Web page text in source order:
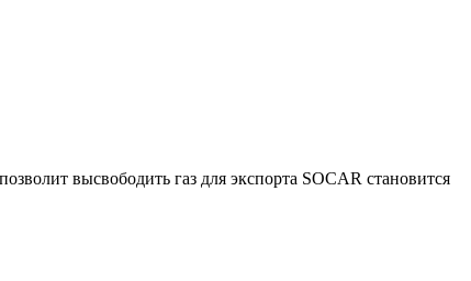
высвободить газ для экспорта SOCAR становится